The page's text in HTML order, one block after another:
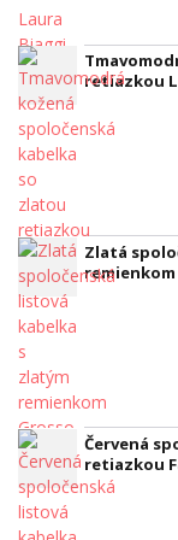
retiazkou
Zlatá
remienkom
Červená
retiazkou